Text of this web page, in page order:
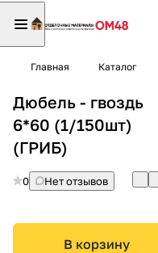
Главная Каталог
Дюбель - гвоздь
6*60 (1/150шт)
(ГРИБ)
0 Нет отзывов
В корзину